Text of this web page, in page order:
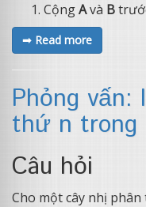
CộngAvà B
➟ Read more
Phỏng
thứ n trong
Câu hỏi
Cho một cây nhị